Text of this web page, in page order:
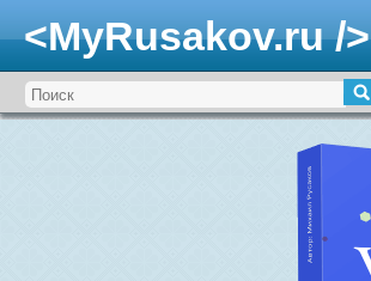
<MyRusakov.ru />